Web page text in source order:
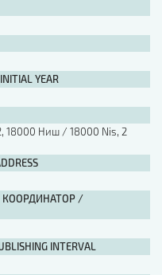
YEAR
18000 Ниш / 18000 Nis, 2
КООРДИНАТОР /
INTERVAL